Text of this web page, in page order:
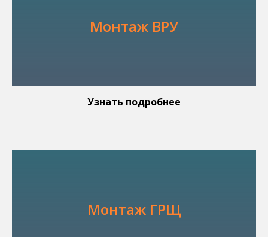
Монтаж ВРУ
Узнать подробнее
Монтаж ГРЩ